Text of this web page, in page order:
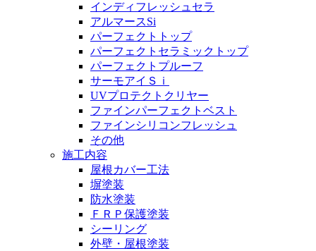
インディフレッシュセラ
アルマースSi
パーフェクトトップ
パーフェクトセラミックトップ
パーフェクトプルーフ
サーモアイＳｉ
UVプロテクトクリヤー
ファインパーフェクトベスト
ファインシリコンフレッシュ
その他
施工内容
屋根カバー工法
塀塗装
防水塗装
ＦＲＰ保護塗装
シーリング
外壁・屋根塗装